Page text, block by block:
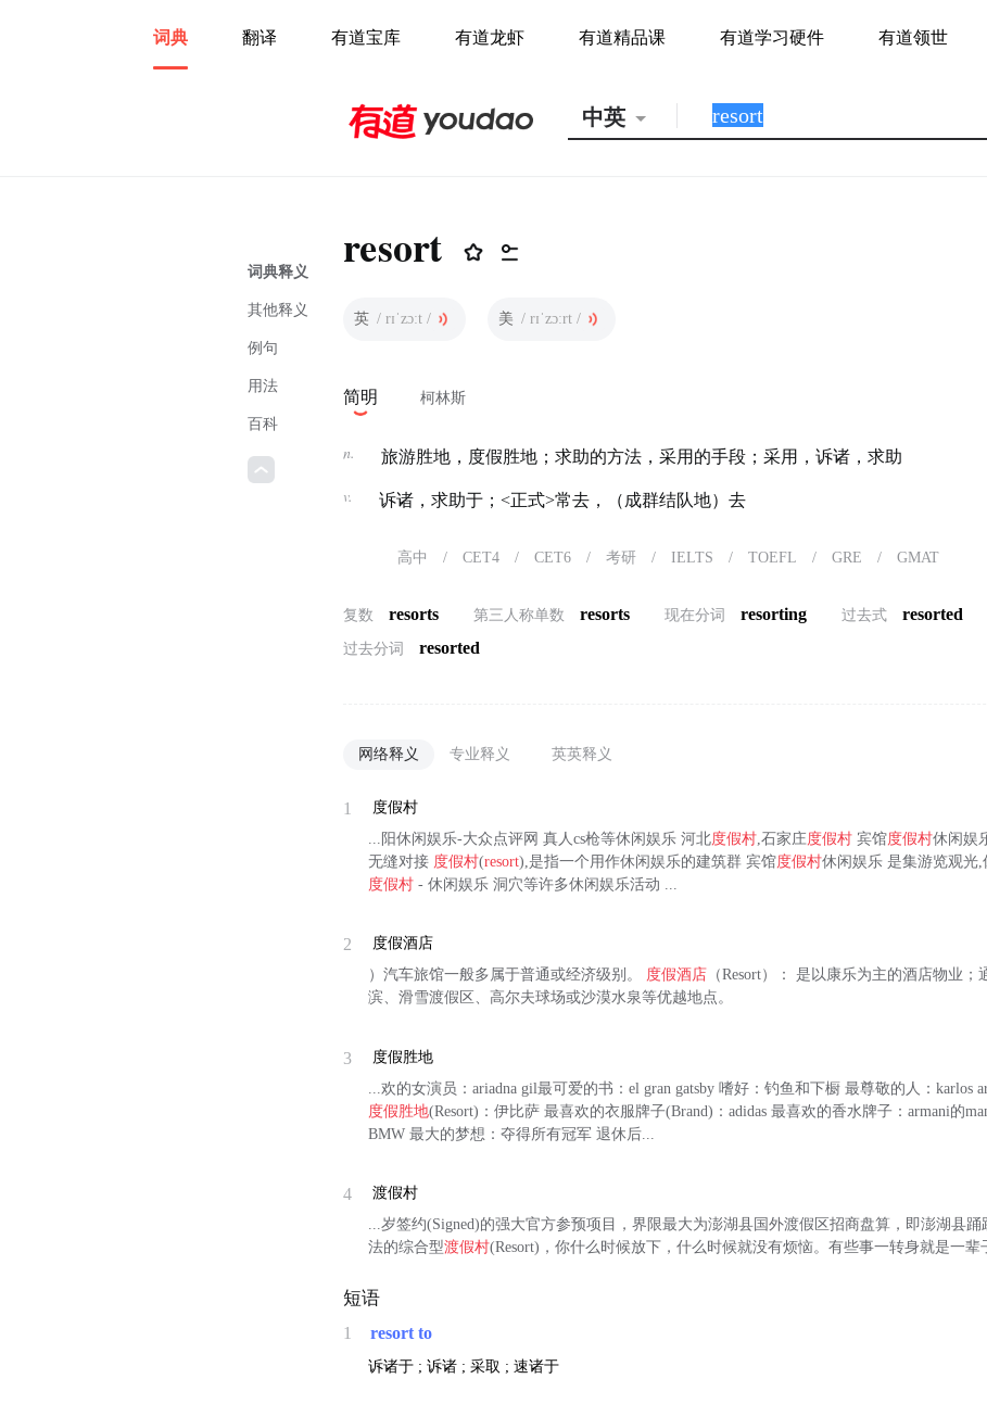
词典 翻译 有道宝库 有道龙虾 有道精品课 有道学习硬件 有道领世
中英
词典释义
其他释义
例句
用法
百科
resort
英 / rɪˈzɔːt / 美 / rɪˈzɔːrt /
简明 柯林斯
n. 旅游胜地，度假胜地；求助的方法，采用的手段；采用，诉诸，求助
v. 诉诸，求助于；<正式>常去，（成群结队地）去
高中 / CET4 / CET6 / 考研 / IELTS / TOEFL / GRE / GMAT
复数 resorts 第三人称单数 resorts 现在分词 resorting 过去式 resorted
过去分词 resorted
网络释义 专业释义 英英释义
1
度假村
...阳休闲娱乐-大众点评网 真人cs枪等休闲娱乐 河北度假村 ,石家庄 度假村 宾馆度假村休闲娱
无缝对接 度假村(resort),是指一个用作休闲娱乐的建筑群 宾馆度假村休闲娱乐 是集游览观光
度假村 - 休闲娱乐 洞穴等许多休闲娱乐活动 ...
2
度假酒店
）汽车旅馆一般多属于普通或经济级别。 度假酒店 （Resort）： 是以康乐为主的酒店物业
滨、滑雪渡假区、高尔夫球场或沙漠水泉等优越地点。
3
度假胜地
...欢的女演员：ariadna gil最可爱的书：el gran gatsby 嗜好：钓鱼和下橱 最尊敬的人：karlos
度假胜地(Resort)：伊比萨 最喜欢的衣服牌子(Brand)：adidas 最喜欢的香水牌子：armani的
BMW 最大的梦想：夺得所有冠军 退休后...
4
渡假村
...岁签约(Signed)的强大官方参预项目，界限最大为澎湖县国外渡假区招商盘算，即澎湖县
法的综合型渡假村(Resort)，你什么时候放下，什么时候就没有烦恼。有些事一转身就是一辈
短语
1 resort to
诉诸于 ; 诉诸 ; 采取 ; 速诸于